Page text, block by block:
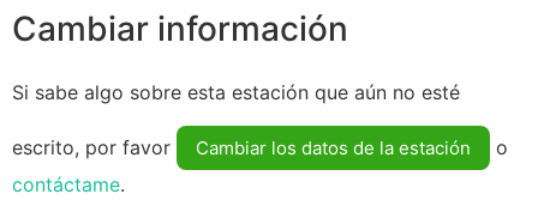
Cambiar información
Si sabe algo sobre esta estación que aún no esté
escrito, por favor Cambiar los datos de la estación
o
contáctame.